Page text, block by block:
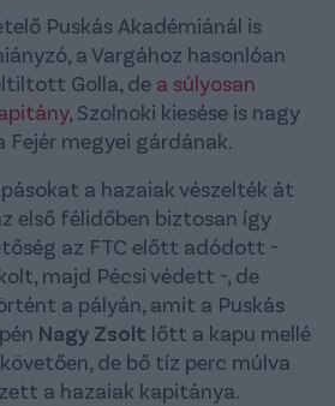
Puskás Akadémiánál is
a Vargához hasonlóan
Golla, de a súlyosan
, Szolnoki kiesése is nagy
megyei gárdának.
a hazaiak vészelték át
első félidőben biztosan így
az FTC előtt adódott -
majd Pécsi védett -, de
a pályán, amit a Puskás
Nagy Zsolt lőtt a kapu mellé
de bő tíz perc múlva
a hazaiak kapitánya.